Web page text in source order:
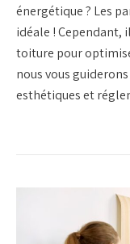
énergétique ? Les
idéale ! Cependant,
toiture pour
nous vous
esthétiques et